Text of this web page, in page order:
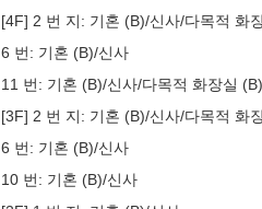
[4F] 2 번 지: 기혼 (B)/신사/다목적 화
6 번: 기혼 (B)/신사
11 번: 기혼 (B)/신사/다목적 화장실 (B)
[3F] 2 번 지: 기혼 (B)/신사/다목적 화
6 번: 기혼 (B)/신사
10 번: 기혼 (B)/신사